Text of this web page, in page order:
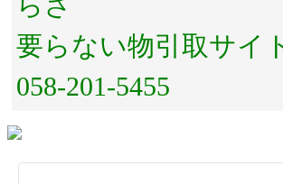
要らない物引取サイ
058-201-5455